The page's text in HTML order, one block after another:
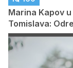
Marina Kapov
Tomislava: